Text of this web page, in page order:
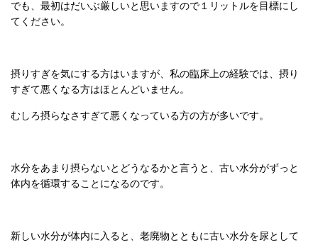
でも、最初はだいぶ厳しいと思いますので１リットルを目標にし
てください。
摂りすぎを気にする方はいますが、私の臨床上の経験では、摂り
すぎて悪くなる方はほとんどいません。
むしろ摂らなさすぎて悪くなっている方の方が多いです。
水分をあまり摂らないとどうなるかと言うと、古い水分がずっと
体内を循環することになるのです。
新しい水分が体内に入ると、老廃物とともに古い水分を尿として